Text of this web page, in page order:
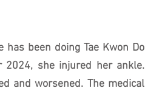
been doing Tae Kwon Do
2024, she injured her ankle.
and worsened. The medical